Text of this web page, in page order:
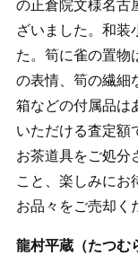
の正倉院文様名古
ざいました。和装
た。筍に雀の置物
の表情、筍の繊細
箱などの付属品は
いただける査定額
お茶道具をご処分
こと、楽しみにお
お品々をご売却く
龍村平蔵（たつむ